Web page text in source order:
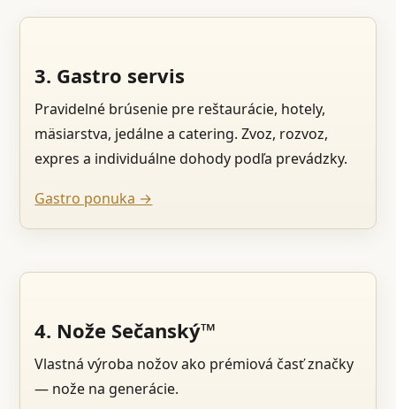
3. Gastro servis
Pravidelné brúsenie pre reštaurácie, hotely,
mäsiarstva, jedálne a catering. Zvoz, rozvoz,
expres a individuálne dohody podľa prevádzky.
Gastro ponuka →
4. Nože Sečanský™
Vlastná výroba nožov ako prémiová časť značky
— nože na generácie.